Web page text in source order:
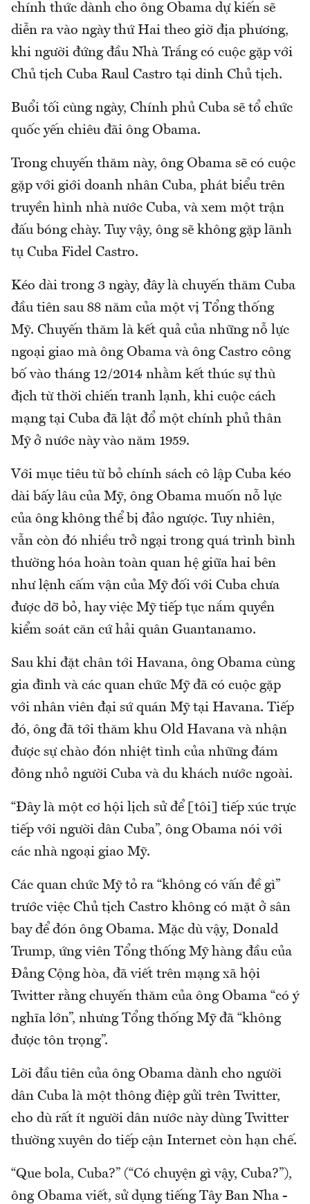
chính thức dành cho ông Obama dự kiến sẽ
diễn ra vào ngày thứ Hai theo giờ địa phương,
khi người đứng đầu Nhà Trắng có cuộc gặp với
Chủ tịch Cuba Raul Castro tại dinh Chủ tịch.
Buổi tối cùng ngày, Chính phủ Cuba sẽ tổ chức
quốc yến chiêu đãi ông Obama.
Trong chuyến thăm này, ông Obama sẽ có cuộc
gặp với giới doanh nhân Cuba, phát biểu trên
truyền hình nhà nước Cuba, và xem một trận
đấu bóng chày. Tuy vậy, ông sẽ không gặp lãnh
tụ Cuba Fidel Castro.
Kéo dài trong 3 ngày, đây là chuyến thăm Cuba
đầu tiên sau 88 năm của một vị Tổng thống
Mỹ. Chuyến thăm là kết quả của những nỗ lực
ngoại giao mà ông Obama và ông Castro công
bố vào tháng 12/2014 nhằm kết thúc sự thù
địch từ thời chiến tranh lạnh, khi cuộc cách
mạng tại Cuba đã lật đổ một chính phủ thân
Mỹ ở nước này vào năm 1959.
Với mục tiêu từ bỏ chính sách cô lập Cuba kéo
dài bấy lâu của Mỹ, ông Obama muốn nỗ lực
của ông không thể bị đảo ngược. Tuy nhiên,
vẫn còn đó nhiều trở ngại trong quá trình bình
thường hóa hoàn toàn quan hệ giữa hai bên
như lệnh cấm vận của Mỹ đối với Cuba chưa
được dỡ bỏ, hay việc Mỹ tiếp tục nắm quyền
kiểm soát căn cứ hải quân Guantanamo.
Sau khi đặt chân tới Havana, ông Obama cùng
gia đình và các quan chức Mỹ đã có cuộc gặp
với nhân viên đại sứ quán Mỹ tại Havana. Tiếp
đó, ông đã tới thăm khu Old Havana và nhận
được sự chào đón nhiệt tình của những đám
đông nhỏ người Cuba và du khách nước ngoài.
“Đây là một cơ hội lịch sử để [tôi] tiếp xúc trực
tiếp với người dân Cuba”, ông Obama nói với
các nhà ngoại giao Mỹ.
Các quan chức Mỹ tỏ ra “không có vấn đề gì”
trước việc Chủ tịch Castro không có mặt ở sân
bay để đón ông Obama. Mặc dù vậy, Donald
Trump, ứng viên Tổng thống Mỹ hàng đầu của
Đảng Cộng hòa, đã viết trên mạng xã hội
Twitter rằng chuyến thăm của ông Obama “có ý
nghĩa lớn”, nhưng Tổng thống Mỹ đã “không
được tôn trọng”.
Lời đầu tiên của ông Obama dành cho người
dân Cuba là một thông điệp gửi trên Twitter,
cho dù rất ít người dân nước này dùng Twitter
thường xuyên do tiếp cận Internet còn hạn chế.
“Que bola, Cuba?” (“Có chuyện gì vậy, Cuba?”),
ông Obama viết, sử dụng tiếng Tây Ban Nha -